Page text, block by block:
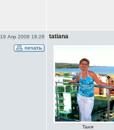
19 Апр 2008 18:28 tatiana
Taня